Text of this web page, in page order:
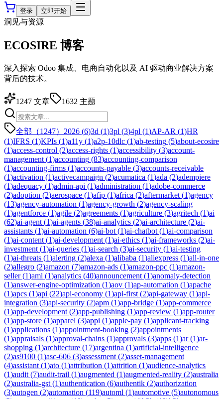
登录 立即开始
洞见与资源
ECOSIRE 博客
深入探索 Odoo 集成、电商自动化以及 AI 驱动商业解决方案
背后的技术。
1247 文章 1632 主题
全部（1247） 2026 (6)3d (1)3pl (3)4pl (1)AP-AR (1)HR
(1)IFRS (1)KPIs (1)a11y (1)a2p-10dlc (1)ab-testing (5)about-ecosire
(1)access-control (2)access-rights (1)accessibility (3)account-
management (1)accounting (83)accounting-comparison
(1)accounting-firms (1)accounts-payable (3)accounts-receivable
(1)activation (1)activecampaign (2)acumatica (1)ada (2)adempiere
(1)adequacy (1)admin-api (1)administration (1)adobe-commerce
(2)adoption (2)aerospace (1)afip (1)africa (2)aftermarket (1)agency
(13)agency-automation (1)agency-growth (2)agency-scaling
(1)agentforce (1)agile (2)agreements (1)agriculture (3)agritech (1)ai
(62)ai-agent (1)ai-agents (38)ai-analytics (2)ai-architecture (2)ai-
assistants (1)ai-automation (6)ai-bot (1)ai-chatbot (1)ai-comparison
(1)ai-content (1)ai-development (1)ai-ethics (1)ai-frameworks (2)ai-
investment (1)ai-queries (1)ai-search (3)ai-security (1)ai-testing
(1)ai-threats (1)alerting (2)alexa (1)alibaba (1)aliexpress (1)all-in-one
(2)allegro (2)amazon (7)amazon-ads (1)amazon-ppc (1)amazon-
seller(1)aml (1)analytics (40)announcement (1)anomaly-detection
(1)answer-engine-optimization (1)aov (1)ap-automation (1)apache
(1)apcs (1)api (22)api-economy (1)api-first (2)api-gateway (1)api-
integration (3)api-security (2)apm (1)app-bridge (1)app-commerce
(1)app-development (2)app-publishing (1)app-review (1)app-router
(1)app-store (1)apparel (3)appi (1)apple-pay (1)applicant-tracking
(1)applications (1)appointment-booking (2)appointments
(1)appraisals (1)approval-chains (1)approvals (3)apps (1)ar(1)ar-
shopping (1)architecture (17)argentina (1)artificial-intelligence
(2)as9100 (1)asc-606 (3)assessment (2)asset-management
(4)assistant (1)ato (1)attribution (1)attrition (1)audience-analytics
(1)audit (7)audit-trail (1)augmented (1)augmented-reality (2)australia
(2)australia-gst (1)authentication (6)authentik (2)authorization
(3)autogen (2)automation (119)automl (1)automotive (5)autonomous